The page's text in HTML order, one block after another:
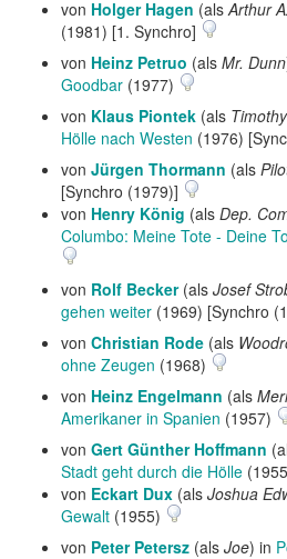
von Holger Hagen (alsArthur
(1981) [1. Synchro]
von Heinz Petruo (als Mr. Dunn
Goodbar (1977)
von Klaus Piontek (als
Hölle nach Westen (1976)
von Jürgen Thormann (als
[Synchro (1979)]
von Henry König (als Dep.
Columbo: Meine Tote - Deine
von Rolf Becker(als Josef
gehen weiter (1969) [Synchro
von Christian Rode (als
ohne Zeugen (1968)
von Heinz Engelmann (als
Amerikaner in Spanien (1957)
von Gert Günther Hoffmann
Stadt geht durch die Hölle
von Eckart Dux (als Joshua
Gewalt (1955)
von Peter Petersz (als Joe) in